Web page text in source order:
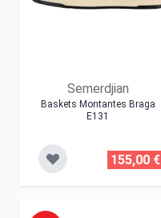
Semerdjian
Baskets Montantes Braga
E131
155,00 €